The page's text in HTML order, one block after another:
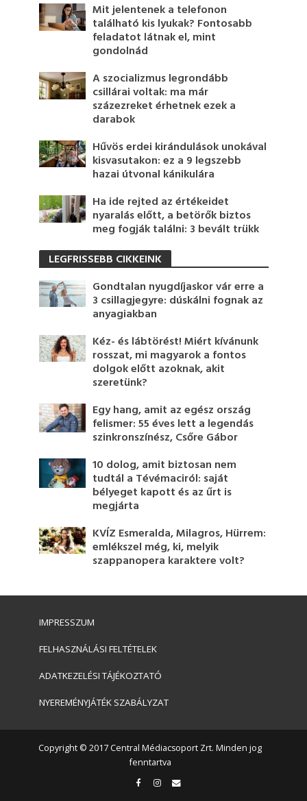
Mit jelentenek a telefonon
található kis lyukak? Fontosabb
feladatot látnak el, mint
gondolnád
A szocializmus legrondább
csillárai voltak: ma már
százezreket érhetnek ezek a
darabok
Hűvös erdei kirándulások unokával
kisvasutakon: ez a 9 legszebb
hazai útvonal kánikulára
Ha ide rejted az értékeidet
nyaralás előtt, a betörők biztos
meg fogják találni: 3 bevált trükk
LEGFRISSEBB CIKKEINK
Gondtalan nyugdíjaskor vár erre a
3 csillagjegyre: dúskálni fognak az
anyagiakban
Kéz- és lábtörést! Miért kívánunk
rosszat, mi magyarok a fontos
dolgok előtt azoknak, akit
szeretünk?
Egy hang, amit az egész ország
felismer: 55 éves lett a legendás
szinkronszínész, Csőre Gábor
10 dolog, amit biztosan nem
tudtál a Tévémaciról: saját
bélyeget kapott és az űrt is
megjárta
KVÍZ Esmeralda, Milagros, Hürrem:
emlékszel még, ki, melyik
szappanopera karaktere volt?
IMPRESSZUM
FELHASZNÁLÁSI FELTÉTELEK
ADATKEZELÉSI TÁJÉKOZTATÓ
NYEREMÉNYJÁTÉK SZABÁLYZAT
Copyright © 2017 Central Médiacsoport Zrt. Minden jog
fenntartva